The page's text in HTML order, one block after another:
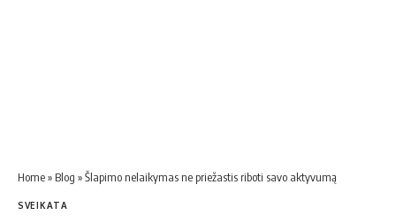
Home» Blog »Šlapimo nelaikymas ne priežastis riboti savo aktyvumą
SVEIKATA